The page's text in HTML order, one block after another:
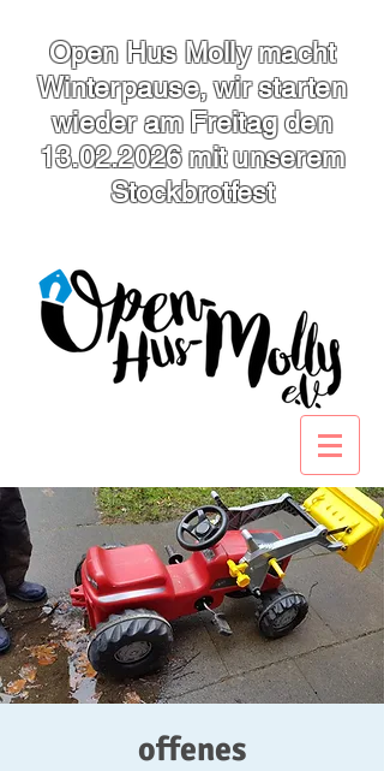
Open Hus Molly macht
Winterpause, wir starten
wieder am Freitag den
13.02.2026mit unserem
Stockbrotfest
offenes